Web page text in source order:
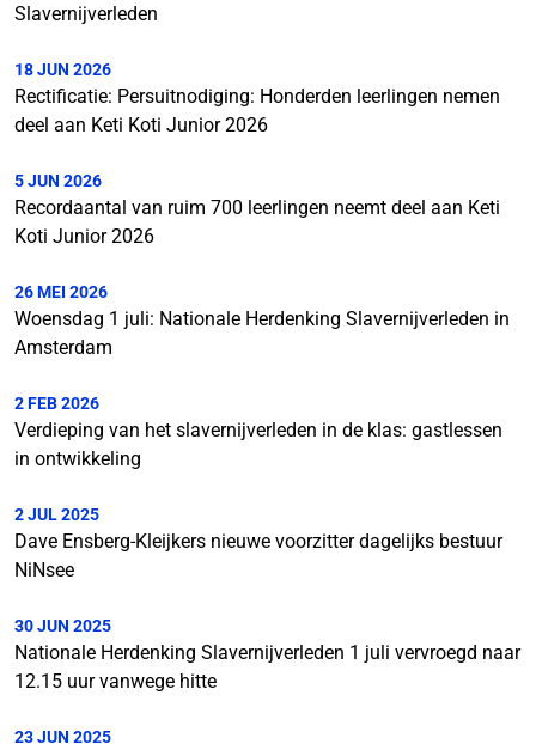
Slavernijverleden
18 JUN 2026
Rectificatie: Persuitnodiging: Honderden leerlingen nemen
deel aan Keti Koti Junior 2026
5 JUN 2026
Recordaantal van ruim 700 leerlingen neemt deel aan Keti
Koti Junior 2026
26 MEI 2026
Woensdag 1 juli: Nationale Herdenking Slavernijverleden in
Amsterdam
2 FEB 2026
Verdieping van het slavernijverleden in de klas: gastlessen
in ontwikkeling
2 JUL 2025
Dave Ensberg-Kleijkers nieuwe voorzitter dagelijks bestuur
NiNsee
30 JUN 2025
Nationale Herdenking Slavernijverleden 1 juli vervroegd naar
12.15 uur vanwege hitte
23 JUN 2025